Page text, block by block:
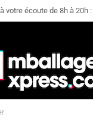
votre écoute de 8h à 20h :